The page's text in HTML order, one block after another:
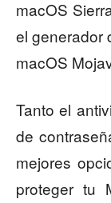
macOS
el generador
macOS
Tanto el
de
mejores
proteger tu